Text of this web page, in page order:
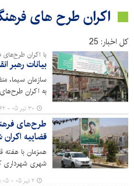
اکران طرح های
کل اخبار: 25
با اکران طرح‌های
بیانات
سازمان سیما،
به اکران
عظیم بدرقه
است.
۳۰ تیر ۰۵ - ۱۱:۴۲
طرح‌های
قضاییه
همزمان با هفته
شهری شهرداری
کرج کرده است.
۲ تیر ۰۵ - ۱۱:۰۵